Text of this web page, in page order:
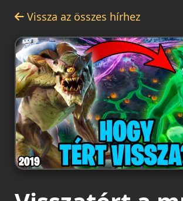
Vissza az összes hírhez